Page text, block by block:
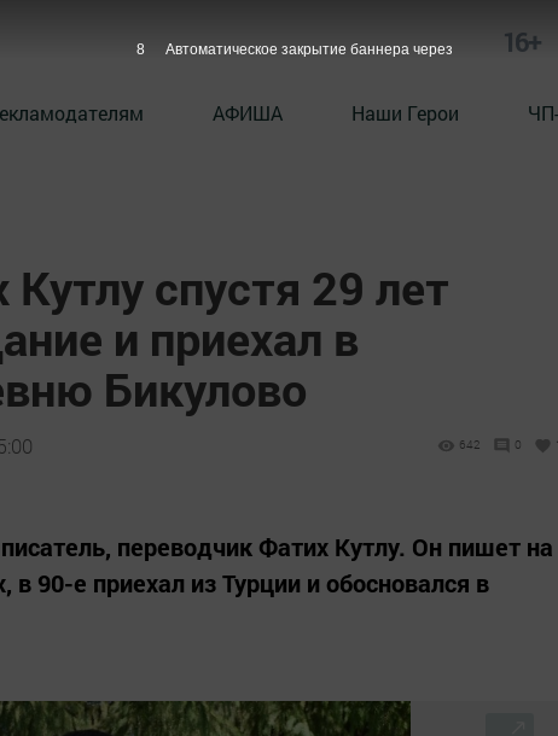
16+
АФИША Наши Герои
спустя 29 лет
и приехал в
Бикулово
642 0
переводчик Фатих Кутлу. Он пишет на
90-е приехал из Турции и обосновался в
6 Автоматическое закрытие баннера через